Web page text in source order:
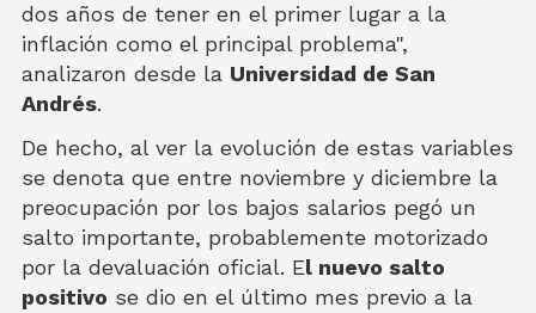
dos años de tener en el primer lugar a la
inflación como el principal problema",
analizaron desde la Universidad de San
Andrés.
De hecho, al ver la evolución de estas variables
se denota que entre noviembre y diciembre la
preocupación por los bajos salarios pegó un
salto importante, probablemente motorizado
por la devaluación oficial. El nuevo salto
positivo se dio en el último mes previo a la